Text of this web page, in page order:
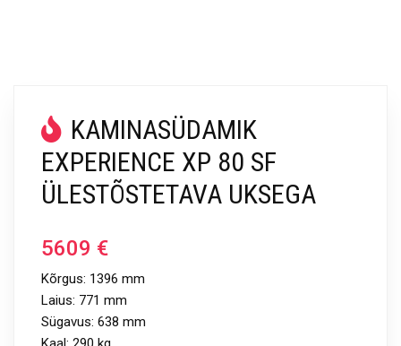
KAMINASÜDAMIK
EXPERIENCE XP 80 SF
ÜLESTÕSTETAVA UKSEGA
5609 €
Kõrgus: 1396 mm
Laius: 771 mm
Sügavus: 638 mm